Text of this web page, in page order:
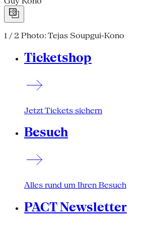
1 / 2 Photo: Tejas Soupgui-Kono
Ticketshop
Jetzt Tickets sichern
Besuch
Alles rund um Ihren Besuch
PACT Newsletter